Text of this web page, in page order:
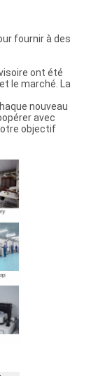
fournir à des
ont été
le marché. La
nouveau
avec
objectif